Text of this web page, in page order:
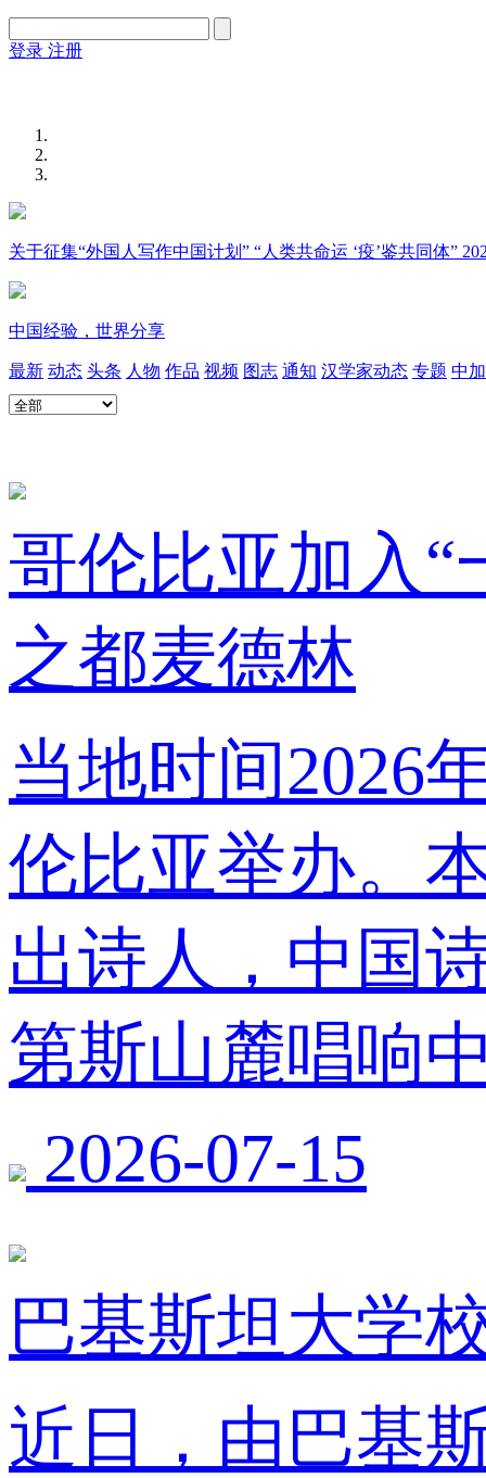
登录 注册
关于征集“外国人写作中国计划” “人类共命运 ‘疫’鉴共同体”
中国经验，世界分享
最新 动态 头条 人物 作品 视频 图志 通知 汉学家动态 专题 中
哥伦比亚加入
之都麦德林
当地时间2026
伦比亚举办。
出诗人，中国
第斯山麓唱响
2026-07-15
巴基斯坦大学
近日，由巴基